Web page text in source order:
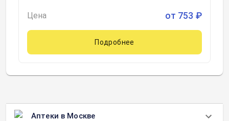
Цена от 753 ₽
Подробнее
Аптеки в Москве